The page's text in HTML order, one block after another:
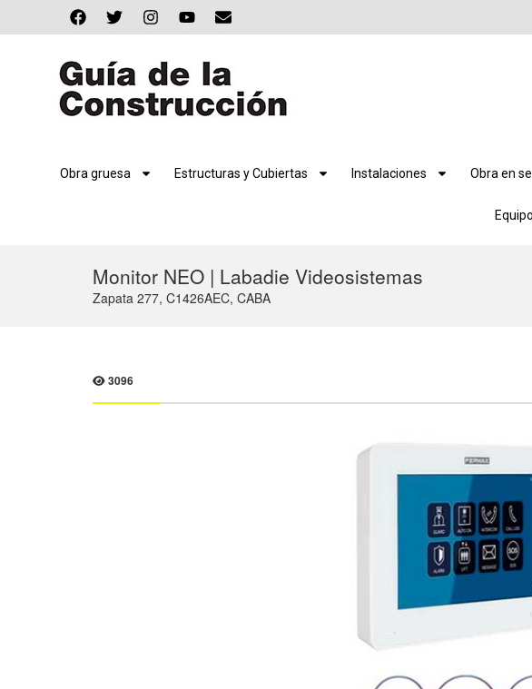
Obra gruesa Estructuras y Cubiertas Instalaciones Obra en
Monitor NEO | Labadie Videosistemas
Zapata 277, C1426AEC, CABA
3096